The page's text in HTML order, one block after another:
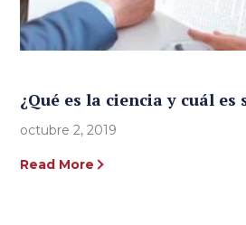
¿Qué es la ciencia y cuál es
octubre 2, 2019
Read More